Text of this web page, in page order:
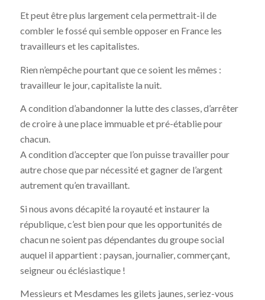
Et peut être plus largement cela permettrait-il de
combler le fossé qui semble opposer en France les
travailleurs et les capitalistes.
Rien n’empêche pourtant que ce soient les mêmes :
travailleur le jour, capitaliste la nuit.
A condition d’abandonner la lutte des classes, d’arrêter
de croire à une place immuable et pré-établie pour
chacun.
A condition d’accepter que l’on puisse travailler pour
autre chose que par nécessité et gagner de l’argent
autrement qu’en travaillant.
Si nous avons décapité la royauté et instaurer la
république, c’est bien pour que les opportunités de
chacun ne soient pas dépendantes du groupe social
auquel il appartient : paysan, journalier, commerçant,
seigneur ou éclésiastique !
Messieurs et Mesdames les gilets jaunes, seriez-vous